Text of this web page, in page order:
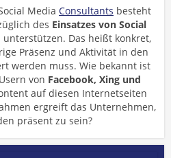
Media Consultants besteht
des Einsatzes von Social
Das heißt konkret,
Präsenz und Aktivität in den
werden muss. Wie bekannt ist
von Facebook, Xing und
auf diesen Internetseiten
ergreift das Unternehmen,
präsent zu sein?